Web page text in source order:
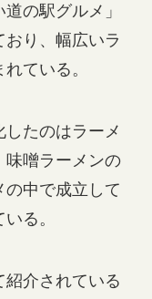
の駅グルメ」
り、幅広いラ
ている。
たのはラーメ
味噌ラーメンの
の中で成立して
る。
介されている